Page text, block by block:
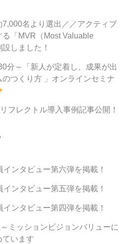
7,000名より選出／／アクティブ
「MVR（Most Valuable
しました！
分～「新人が定着し、成果が出
のつくり方 」オンラインセミナ
フレクトル導入事例記事公開！
ンタビュー第六弾を掲載！
ンタビュー第五弾を掲載！
ンタビュー第四弾を掲載！
ミッションビジョンバリューに
ています